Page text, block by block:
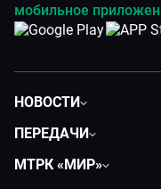
мобильное
НОВОСТИ
Происшествия
ПЕРЕДАЧИ
МТРК «МИР»